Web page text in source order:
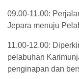
09.00-11.00:
Jepara menuju
11.00-12.00:
pelabuhan
penginapan dan